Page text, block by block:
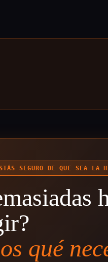
SEGURO DE QUE SEA LA
qué